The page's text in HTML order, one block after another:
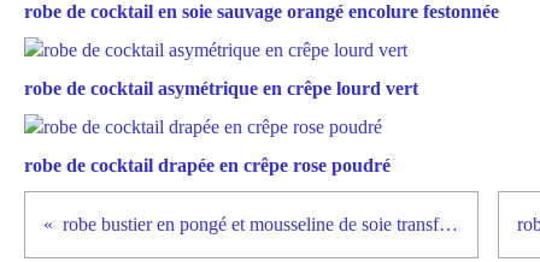
robe de cocktail en soie sauvage orangé encolure festonnée
robe de cocktail asymétrique en crêpe lourd vert
robe de cocktail drapée en crêpe rose poudré
robe bustier en pongé et mousseline de soie transformable